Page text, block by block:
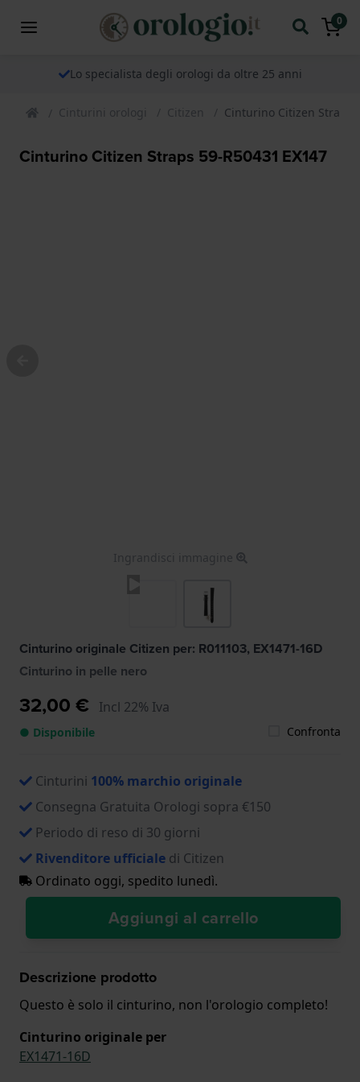
0
Lo specialista degli orologi da oltre 25 anni
Cinturini orologi Citizen Cinturino Citizen Straps
Cinturino Citizen Straps 59-R50431 EX147
Ingrandisci immagine
Cinturino originale Citizen per: R011103, EX1471-16D
Cinturino in pelle nero
32,00 € Incl 22% Iva
● Disponibile Confronta
Cinturini 100% marchio originale
Consegna Gratuita Orologi sopra €150
Periodo di reso di 30 giorni
Rivenditore ufficiale di Citizen
Ordinato oggi, spedito lunedì.
Aggiungi al carrello
Descrizione prodotto
Questo è solo il cinturino, non l'orologio completo!
Cinturino originale per
EX1471-16D